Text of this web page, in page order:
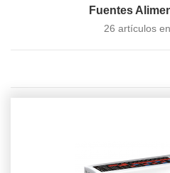
Fuentes
26 artículos